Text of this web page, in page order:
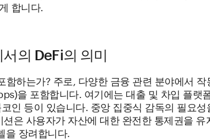
합니다.
의 DeFi의 의미
함하는가? 주로, 다양한 금융 관련 분야에서
을 포함합니다. 여기에는 대출 및 차입 플랫
인 등이 있습니다. 중앙 집중식 감독의 필요성
은 사용자가 자산에 대한 완전한 통제권을 유
을 장려합니다.